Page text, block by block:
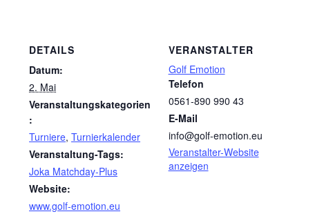
DETAILS
Datum:
2. Mai
Veranstaltungskategorien
:
Turniere, Turnierkalender
Veranstaltung-Tags:
Joka Matchday-Plus
Website:
www.golf-emotion.eu
VERANSTALTER
Golf Emotion
Telefon
0561-890 990 43
E-Mail
info@golf-emotion.eu
Veranstalter-Website
anzeigen